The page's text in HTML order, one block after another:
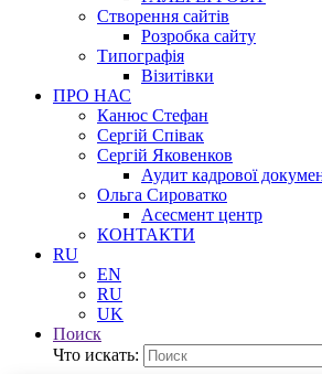
Створення сайтів
Розробка сайту
Типографія
Візитівки
ПРО НАС
Канюс Стефан
Сергій Співак
Сергій Яковенков
Аудит кадрової
Ольга Сироватко
Асесмент центр
КОНТАКТИ
RU
EN
RU
UK
Поиск
Что искать: